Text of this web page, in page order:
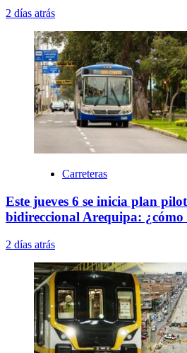
2 días atrás
Carreteras
Este jueves 6 se inicia plan
bidireccional Arequipa:
2 días atrás